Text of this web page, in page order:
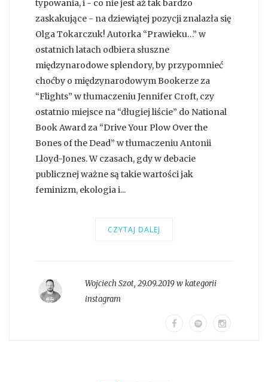
typowania, i - co nie jest aż tak bardzo
zaskakujące - na dziewiątej pozycji znalazła się
Olga Tokarczuk! Autorka “Prawieku…” w
ostatnich latach odbiera słuszne
międzynarodowe splendory, by przypomnieć
choćby o międzynarodowym Bookerze za
“Flights” w tłumaczeniu Jennifer Croft, czy
ostatnio miejsce na “długiej liście” do National
Book Award za “Drive Your Plow Over the
Bones of the Dead” w tłumaczeniu Antonii
Lloyd-Jones. W czasach, gdy w debacie
publicznej ważne są takie wartości jak
feminizm, ekologia i...
CZYTAJ DALEJ
Wojciech Szot, 29.09.2019 w kategorii
instagram